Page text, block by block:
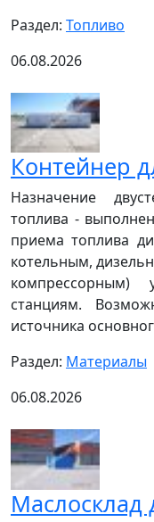
Раздел: Топливо
06.08.2026
Контейнер
Назначение
топлива -
приема топлива
котельным,
компрессорным)
станциям.
источника
Раздел: Материалы
06.08.2026
Маслосклад